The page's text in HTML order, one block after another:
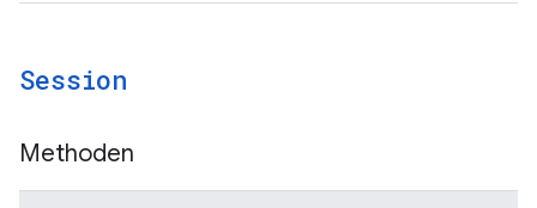
Session
Methoden